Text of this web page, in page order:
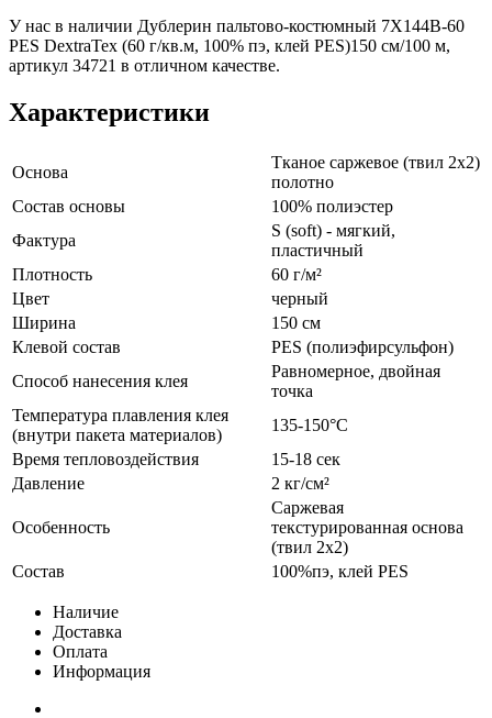
У нас в наличии Дублерин пальтово-костюмный 7X144B-60
PES DextraTex (60 г/кв.м, 100% пэ, клей PES)150 см/100 м,
артикул 34721 в отличном качестве.
Характеристики
Основа
Тканое саржевое (твил 2х2)
полотно
Состав основы
100% полиэстер
Фактура
S (soft) - мягкий,
пластичный
Плотность
60 г/м²
Цвет
черный
Ширина
150 см
Клевой состав
PES (полиэфирсульфон)
Способ нанесения клея
Равномерное, двойная
точка
Температура плавления клея
(внутри пакета материалов)
135-150°С
Время тепловоздействия
15-18 сек
Давление
2 кг/см²
Особенность
Саржевая
текстурированная основа
(твил 2х2)
Состав
100%пэ, клей PES
Наличие
Доставка
Оплата
Информация